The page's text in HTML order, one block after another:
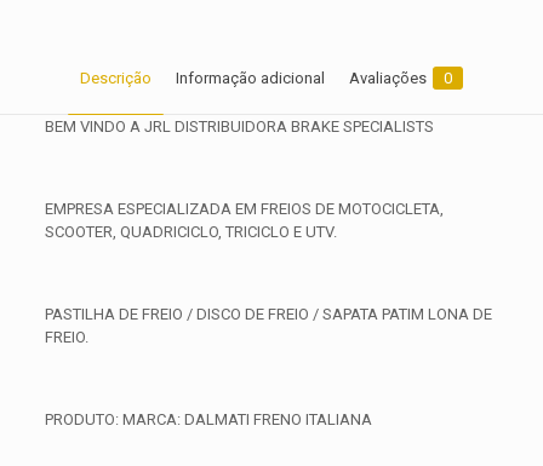
Descrição Informação adicional Avaliações 0
BEM VINDO A JRL DISTRIBUIDORA BRAKE SPECIALISTS
EMPRESA ESPECIALIZADA EM FREIOS DE MOTOCICLETA,
SCOOTER, QUADRICICLO, TRICICLO E UTV.
PASTILHA DE FREIO / DISCO DE FREIO / SAPATA PATIM LONA DE
FREIO.
PRODUTO: MARCA: DALMATI FRENO ITALIANA